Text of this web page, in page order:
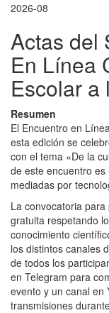
2026-08
Actas del
En Línea
Escolar a
Resumen
El Encuentro en
esta edición se
con el tema «De la
de este encuentro
mediadas por
La convocatoria
gratuita respetando
conocimiento
los distintos canales
de todos los
en Telegram para
evento y un canal en
transmisiones